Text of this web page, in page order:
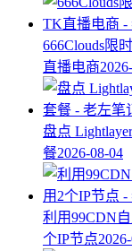
666Clouds限
直播电商
盘点
餐2026-08-04
利用99CDN
个IP节点